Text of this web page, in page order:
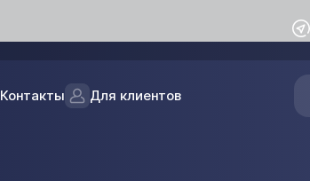
Контакты Для клиентов